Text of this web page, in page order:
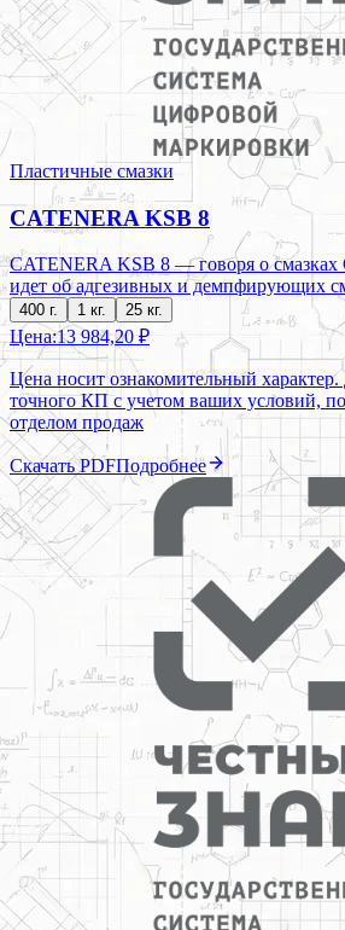
Пластичные смазки
CATENERA KSB 8
CATENERA KSB 8 — говоря о
идет об адгезивных и демпфирующих
400 г. 1 кг. 25 кг.
Цена:13 984,20 ₽
Цена носит ознакомительный
точного КП с учетом ваших условий,
отделом продаж
Скачать PDFПодробнее